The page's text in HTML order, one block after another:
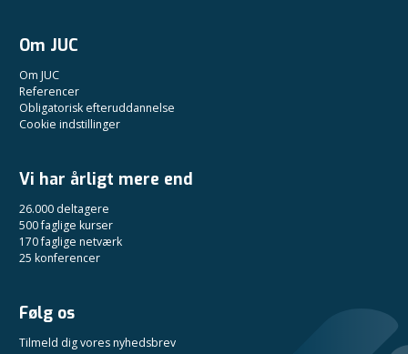
Om JUC
Om JUC
Referencer
Obligatorisk efteruddannelse
Cookie indstillinger
Vi har årligt mere end
26.000 deltagere
500 faglige kurser
170 faglige netværk
25 konferencer
Følg os
Tilmeld dig vores nyhedsbrev